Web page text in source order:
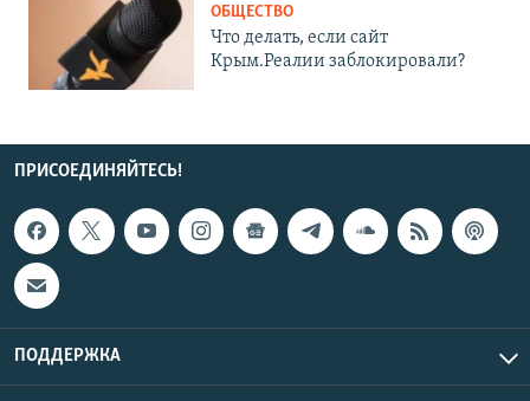
ОБЩЕСТВО
Что делать, если сайт
Крым.Реалии заблокировали?
ПРИСОЕДИНЯЙТЕСЬ!
ПОДДЕРЖКА